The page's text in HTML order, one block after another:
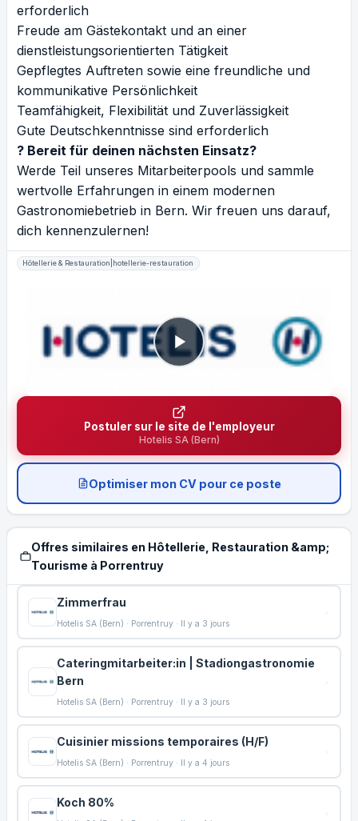
erforderlich
Freude am Gästekontakt und an einer
dienstleistungsorientierten Tätigkeit
Gepflegtes Auftreten sowie eine freundliche und
kommunikative Persönlichkeit
Teamfähigkeit, Flexibilität und Zuverlässigkeit
Gute Deutschkenntnisse sind erforderlich
? Bereit für deinen nächsten Einsatz?
Werde Teil unseres Mitarbeiterpools und sammle
wertvolle Erfahrungen in einem modernen
Gastronomiebetrieb in Bern. Wir freuen uns darauf,
dich kennenzulernen!
Hôtellerie & Restauration|hotellerie-restauration
Postuler sur le site de l'employeur
Hotelis SA (Bern)
Optimiser mon CV pour ce poste
Offres similaires en Hôtellerie, Restauration &amp;
Tourisme à Porrentruy
Zimmerfrau
Hotelis SA (Bern) · Porrentruy · Il y a 3 jours
Cateringmitarbeiter:in | Stadiongastronomie
Bern
Hotelis SA (Bern) · Porrentruy · Il y a 3 jours
Cuisinier missions temporaires (H/F)
Hotelis SA (Bern) · Porrentruy · Il y a 4 jours
Koch 80%